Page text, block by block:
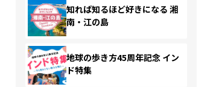
知れば知るほど好きになる 湘
南・江の島
地球の歩き方45周年記念 イン
ド特集